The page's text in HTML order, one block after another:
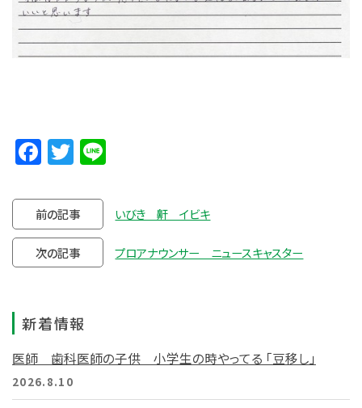
Facebook
Twitter
前の記事 いびき 鼾 イビキ
次の記事 プロアナウンサー ニュースキャスター
新着情報
医師 歯科医師の子供 小学生の時やってる 「豆移し」
2026.8.10